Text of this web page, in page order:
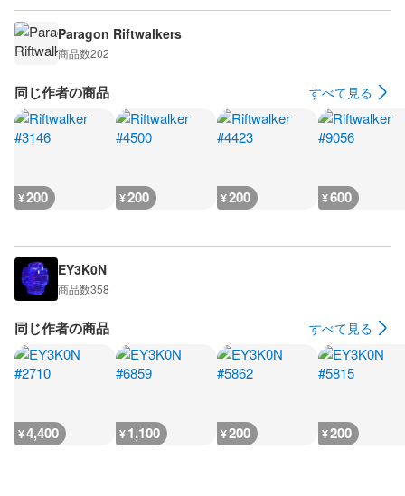
Paragon Riftwalkers
商品数202
同じ作者の商品 すべて見る
¥200 ¥200 ¥200 ¥600
EY3K0N
商品数358
同じ作者の商品 すべて見る
¥4,400 ¥1,100 ¥200 ¥200